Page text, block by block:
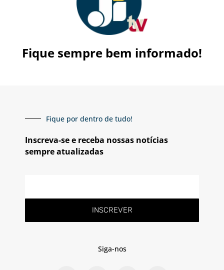
Fique sempre bem informado!
Fique por dentro de tudo!
Inscreva-se e receba nossas notícias
sempre atualizadas
INSCREVER
Siga-nos